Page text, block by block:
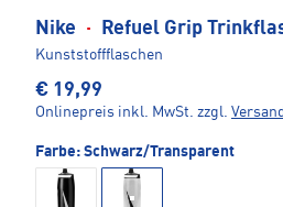
Nike · Refuel Grip
Kunststoffflaschen
€ 19,99
Onlinepreis inkl. MwSt. zzgl.
Farbe: Schwarz/Transparent